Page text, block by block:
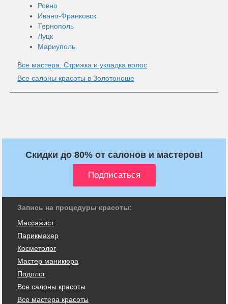
Ровно
Ивано-Франковск
Тернополь
Луцк
Мариуполь
Все мастера: Стрижка и укладка волос
Все салоны красоты в Золотоноше
Скидки до 80% от салонов и мастеров!
Запись на процедуры красоты:
Массажист
Парикмахер
Косметолог
Мастер маникюра
Подолог
Все салоны красоты
Все мастера красоты